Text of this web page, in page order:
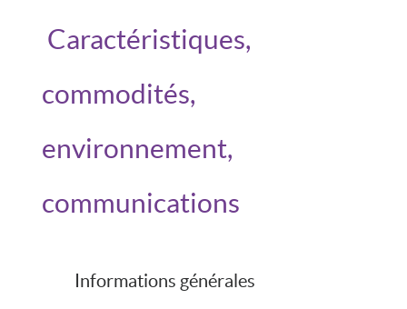
Caractéristiques,
commodités,
environnement,
communications
Informations générales